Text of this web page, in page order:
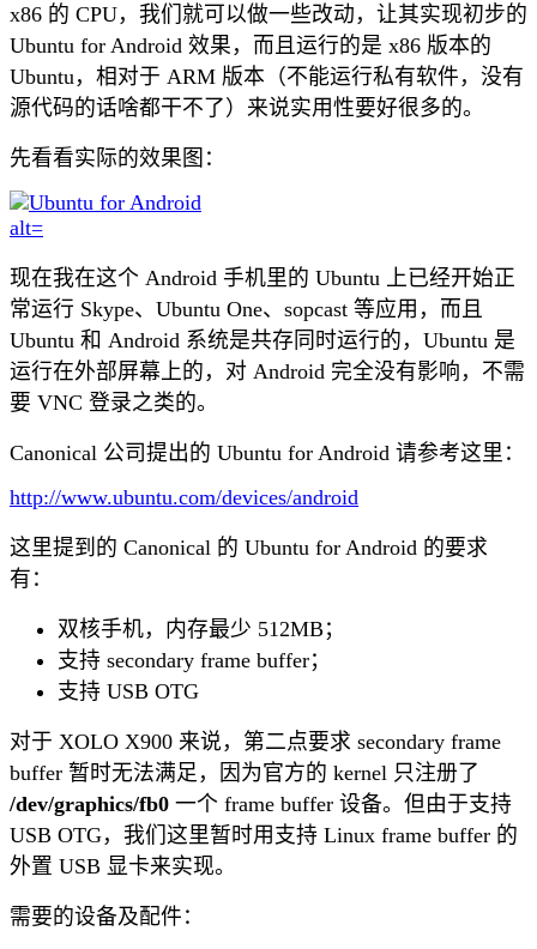
x86 的 CPU，我们就可以做一些改动，让其实现初步的
Ubuntu for Android 效果，而且运行的是 x86 版本的
Ubuntu，相对于 ARM 版本（不能运行私有软件，没有
源代码的话啥都干不了）来说实用性要好很多的。
先看看实际的效果图：
现在我在这个 Android 手机里的 Ubuntu 上已经开始正
常运行 Skype、Ubuntu One、sopcast 等应用，而且
Ubuntu 和 Android 系统是共存同时运行的，Ubuntu 是
运行在外部屏幕上的，对 Android 完全没有影响，不需
要 VNC 登录之类的。
Canonical 公司提出的 Ubuntu for Android 请参考这里：
http://www.ubuntu.com/devices/android
这里提到的 Canonical 的 Ubuntu for Android 的要求
有：
双核手机，内存最少 512MB；
支持 secondary frame buffer；
支持 USB OTG
对于 XOLO X900 来说，第二点要求 secondary frame
buffer 暂时无法满足，因为官方的 kernel 只注册了
/dev/graphics/fb0 一个 frame buffer 设备。但由于支持
USB OTG，我们这里暂时用支持 Linux frame buffer 的
外置 USB 显卡来实现。
需要的设备及配件：